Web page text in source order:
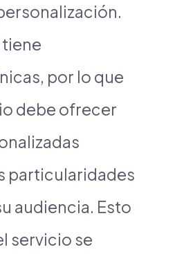
tiene
por lo que
debe ofrecer
particularidades
audiencia. Esto
servicio se